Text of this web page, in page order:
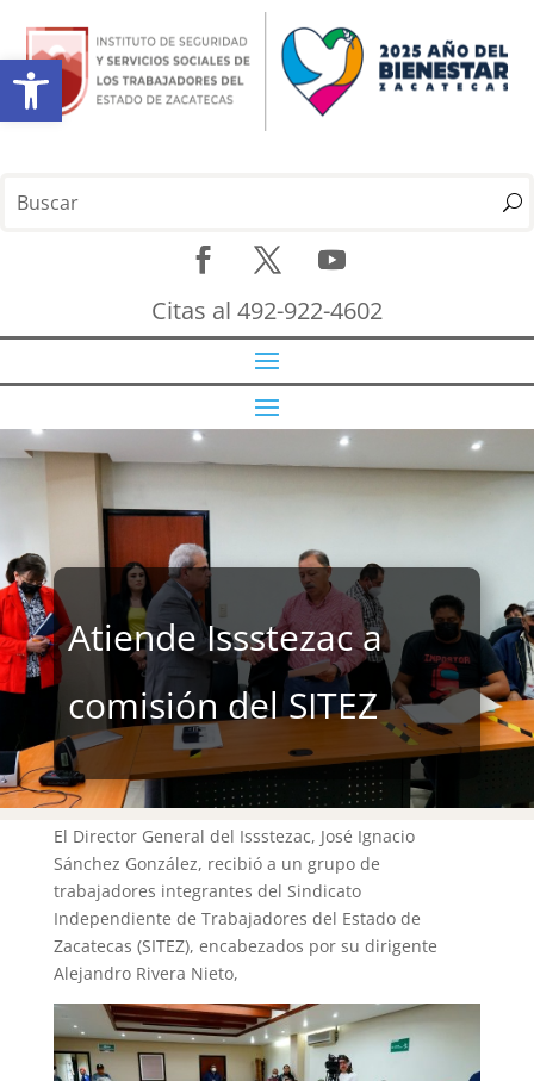
Abrir barra de herramientas
Citas al 492-922-4602
Atiende Issstezac a
comisión del SITEZ
El Director General del Issstezac, José Ignacio
Sánchez González, recibió a un grupo de
trabajadores integrantes del Sindicato
Independiente de Trabajadores del Estado de
Zacatecas (SITEZ), encabezados por su dirigente
Alejandro Rivera Nieto,